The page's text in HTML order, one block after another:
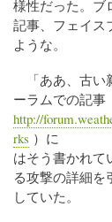
様性だった。ブ
記事、フェイス
ような。
「ああ、古い
ーラムでの記事
http://
rks ）に
はそう書かれて
る攻撃の詳細を
していた。